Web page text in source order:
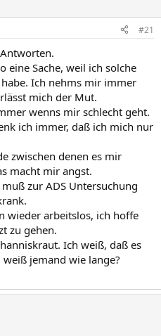
#21
eine Sache, weil ich solche
Ich nehms mir immer
mich der Mut.
wenns mir schlecht geht.
ich immer, daß ich mich nur
zwischen denen es mir
macht mir angst.
zur ADS Untersuchung
wieder arbeitslos, ich hoffe
zu gehen.
Ich weiß, daß es
jemand wie lange?